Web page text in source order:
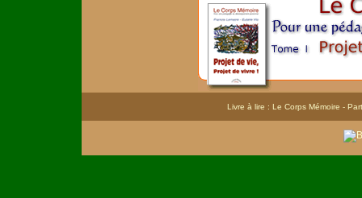
Livre à lire : Le Corps Mémoire -